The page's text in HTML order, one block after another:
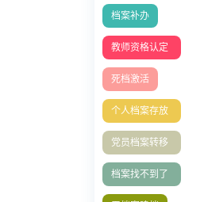
档案补办
教师资格认定
表丢失补办
死档激活
个人档案存放
在哪里好
党员档案转移
流程
档案找不到了
怎么办